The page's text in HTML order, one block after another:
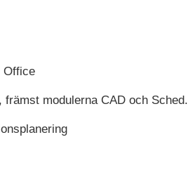
Office
modulerna CAD och Sched.